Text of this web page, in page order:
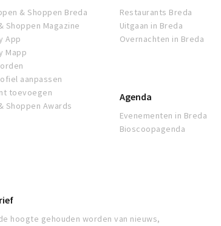
& Shoppen Breda
Shoppen Magazine
App
Mapp
aanpassen
toevoegen
Shoppen Awards
Restaurants Breda
Uitgaan in Breda
Overnachten in Breda
Agenda
Evenementen in Breda
Bioscoopagenda
hoogte gehouden worden van nieuws,